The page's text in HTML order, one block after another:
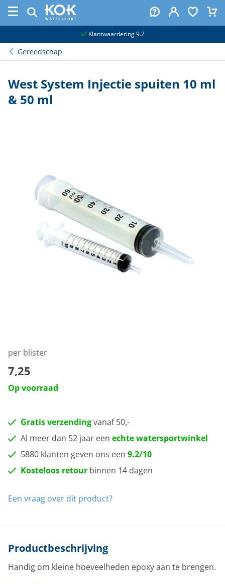
Klantwaardering 9.2
Gereedschap
West System Injectie spuiten 10 ml
& 50 ml
per blister
7,25
Op voorraad
Gratis verzendingvanaf 50,-
Al meer dan 52 jaar een echte watersportwinkel
5880 klanten geven ons een 9.2/10
Kosteloos retour binnen 14 dagen
Een vraag over dit product?
Productbeschrijving
Handig om kleine hoeveelheden epoxy aan te brengen.